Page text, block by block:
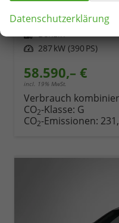
Fahrzeugnr. 82129
Leistung 287 kW (390 PS)
58.590,– €
incl. 19% MwSt.
Verbrauch
CO2-Klasse: G
CO2-Emissionen:
Datenschutzerklärung